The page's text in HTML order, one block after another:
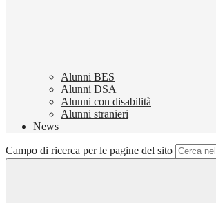
Alunni BES
Alunni DSA
Alunni con disabilità
Alunni stranieri
News
Campo di ricerca per le pagine del sito